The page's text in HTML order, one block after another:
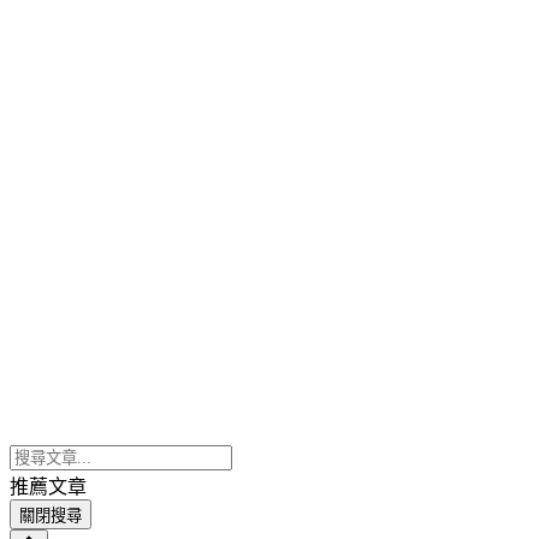
推薦文章
關閉搜尋